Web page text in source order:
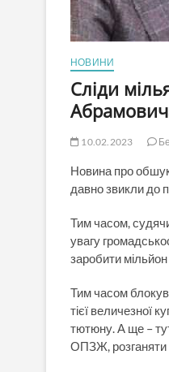
НОВИНИ
Сліди
10.02.2023
Новина про
давно звикли до
Тим часом,
увагу
заробити
Тим часом
тієї величезної
тютюну. А ще –
ОПЗЖ, розганяти